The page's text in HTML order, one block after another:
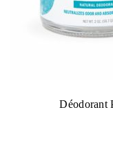
Déodorant